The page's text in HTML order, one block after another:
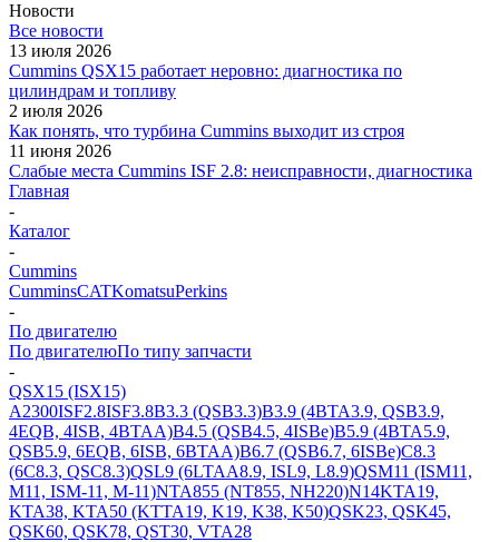
Новости
Все новости
13 июля 2026
Cummins QSX15 работает неровно: диагностика по
цилиндрам и топливу
2 июля 2026
Как понять, что турбина Cummins выходит из строя
11 июня 2026
Слабые места Cummins ISF 2.8: неисправности, диагностика
Главная
-
Каталог
-
Cummins
CumminsCATKomatsuPerkins
-
По двигателю
По двигателюПо типу запчасти
-
QSX15 (ISX15)
A2300ISF2.8ISF3.8B3.3 (QSB3.3)B3.9 (4BTA3.9, QSB3.9,
4EQB, 4ISB, 4BTAA)B4.5 (QSB4.5, 4ISBe)B5.9 (4BTA5.9,
QSB5.9, 6EQB, 6ISB, 6BTAA)B6.7 (QSB6.7, 6ISBe)C8.3
(6C8.3, QSC8.3)QSL9 (6LTAA8.9, ISL9, L8.9)QSM11 (ISM11,
M11, ISM-11, M-11)NTA855 (NT855, NH220)N14KTA19,
KTA38, KTA50 (KTTA19, K19, K38, K50)QSK23, QSK45,
QSK60, QSK78, QST30, VTA28